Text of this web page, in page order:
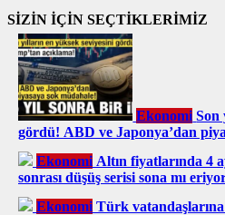
SİZİN İÇİN SEÇTİKLERİMİZ
Ekonomi Son
gördü! ABD ve Japonya’dan
Ekonomi Altın fiyatlarında 4
sonrası düşüş serisi sona mı
Ekonomi Türk vatandaşlarına